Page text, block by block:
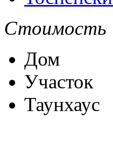
Стоимость
Дом
Участок
Таунхаус